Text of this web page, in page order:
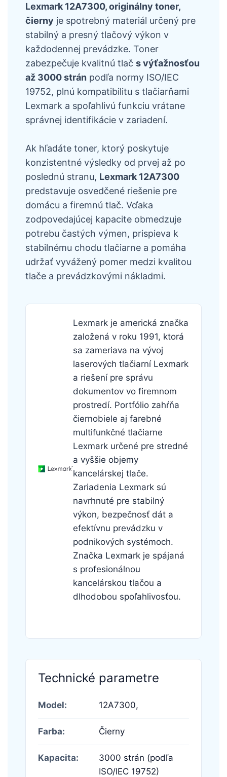
Lexmark 12A7300, originálny toner,
čierny je spotrebný materiál určený pre
stabilný a presný tlačový výkon v
každodennej prevádzke. Toner
zabezpečuje kvalitnú tlač s výťažnosťou
až 3000 strán podľa normy ISO/IEC
19752, plnú kompatibilitu s tlačiarňami
Lexmark a spoľahlivú funkciu vrátane
správnej identifikácie v zariadení.
Ak hľadáte toner, ktorý poskytuje
konzistentné výsledky od prvej až po
poslednú stranu, Lexmark 12A7300
predstavuje osvedčené riešenie pre
domácu a firemnú tlač. Vďaka
zodpovedajúcej kapacite obmedzuje
potrebu častých výmen, prispieva k
stabilnému chodu tlačiarne a pomáha
udržať vyvážený pomer medzi kvalitou
tlače a prevádzkovými nákladmi.
Lexmark je americká značka
založená v roku 1991, ktorá
sa zameriava na vývoj
laserových tlačiarní Lexmark
a riešení pre správu
dokumentov vo firemnom
prostredí. Portfólio zahŕňa
čiernobiele aj farebné
multifunkčné tlačiarne
Lexmark určené pre stredné
a vyššie objemy
kancelárskej tlače.
Zariadenia Lexmark sú
navrhnuté pre stabilný
výkon, bezpečnosť dát a
efektívnu prevádzku v
podnikových systémoch.
Značka Lexmark je spájaná
s profesionálnou
kancelárskou tlačou a
dlhodobou spoľahlivosťou.
Technické parametre
Model: 12A7300,
Farba: Čierny
Kapacita:
3000 strán (podľa
ISO/IEC 19752)